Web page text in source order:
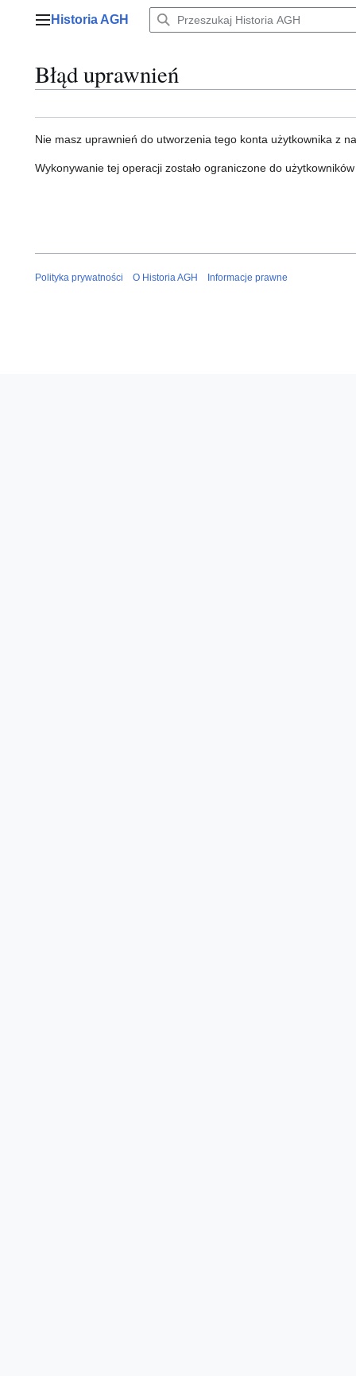
Menu główne
Historia AGH
Błąd uprawnień
Nie masz uprawnień do utworzenia tego konta użytkownika z
Wykonywanie tej operacji zostało ograniczone do
Polityka prywatności O Historia AGH Informacje prawne